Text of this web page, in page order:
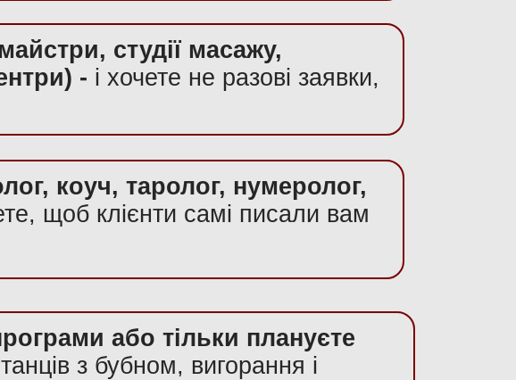
студії масажу,
- і хочете не разові заявки,
коуч, таролог, нумеролог,
щоб клієнти самі писали вам
або тільки плануєте
з бубном, вигорання і